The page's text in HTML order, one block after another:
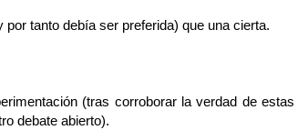
tanto debía ser preferida) que una cierta.
(tras corroborar la verdad de estas
debate abierto).